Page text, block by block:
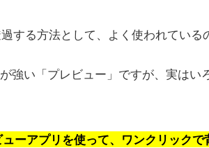
する方法として、よく使われている
強い「プレビュー」ですが、実は
ーアプリを使って、ワンクリックで